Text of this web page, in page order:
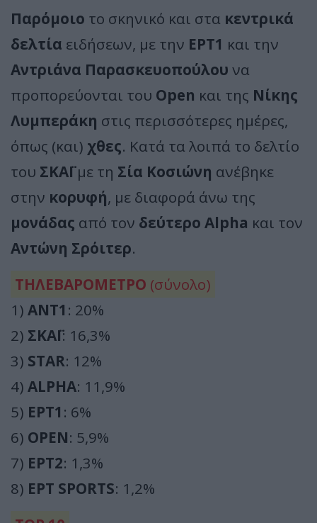
Παρόμοιο το σκηνικό και στα κεντρικά
δελτία ειδήσεων, με την ΕΡΤ1 και την
Αντριάνα Παρασκευοπούλου να
προπορεύονται του Open και της Νίκης
Λυμπεράκη στις περισσότερες ημέρες,
όπως (και) χθες. Κατά τα λοιπά το δελτίο
του ΣΚΑΪμε τη Σία Κοσιώνη ανέβηκε
στην κορυφή, με διαφορά άνω της
μονάδας από τον δεύτερο Alpha και τον
Αντώνη Σρόιτερ.
ΤΗΛΕΒΑΡΟΜΕΤΡΟ (σύνολο)
1) ΑΝΤ1 : 20%
2) ΣΚΑΪ: 16,3%
3) STAR: 12%
4) ALPHA: 11,9%
5) ΕΡΤ1 : 6%
6) OPEN: 5,9%
7) ΕΡΤ2: 1,3%
8) ΕΡΤ SPORTS: 1,2%